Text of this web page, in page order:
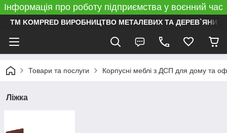
Інформація про роботу підприємства у воєнний час
ТМ KOMPRED ВИРОБНИЦТВО МЕТАЛЕВИХ ТА ДЕРЕВ`ЯНИХ
Товари та послуги Корпусні меблі з ДСП для дому та
Ліжка